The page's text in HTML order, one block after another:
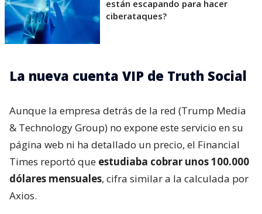
están escapando para hacer
ciberataques?
La nueva cuenta VIP de Truth Social
Aunque la empresa detrás de la red (Trump Media
& Technology Group) no expone este servicio en su
página web ni ha detallado un precio, el Financial
Times reportó que estudiaba cobrar unos 100.000
dólares mensuales, cifra similar a la calculada por
Axios.